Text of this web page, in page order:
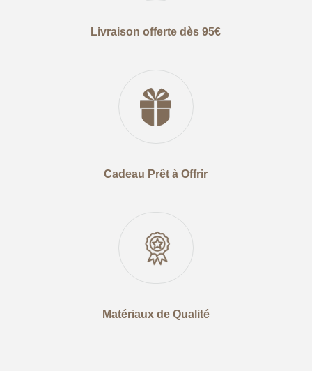
Livraison offerte dès 95€
Cadeau Prêt à Offrir
Matériaux de Qualité